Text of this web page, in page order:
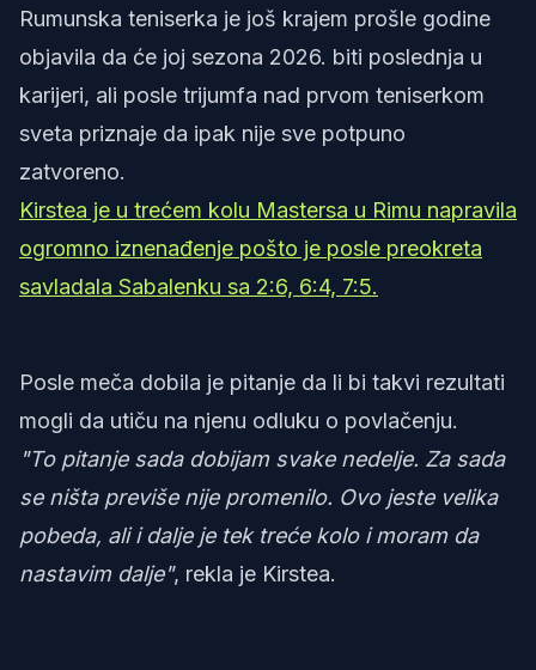
Rumunska teniserka je još krajem prošle godine
objavila da će joj sezona 2026. biti poslednja u
karijeri, ali posle trijumfa nad prvom teniserkom
sveta priznaje da ipak nije sve potpuno
zatvoreno.
Kirstea je u trećem kolu Mastersa u Rimu napravila
ogromno iznenađenje pošto je posle preokreta
savladala Sabalenku sa 2:6, 6:4, 7:5.
Posle meča dobila je pitanje da li bi takvi rezultati
mogli da utiču na njenu odluku o povlačenju.
"To pitanje sada dobijam svake nedelje. Za sada
se ništa previše nije promenilo. Ovo jeste velika
pobeda, ali i dalje je tek treće kolo i moram da
nastavim dalje", rekla je Kirstea.